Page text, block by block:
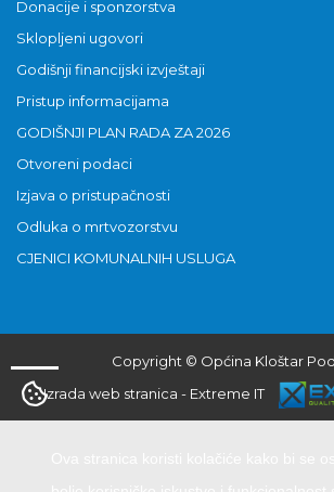
Donacije i sponzorstva
Sklopljeni ugovori
Godišnji financijski izvještaji
Pristup informacijama
GODIŠNJI PLAN RADA ZA 2026
Otvoreni podaci
Izjava o pristupačnosti
Odluka o mrtvozorstvu
CJENICI KOMUNALNIH USLUGA
Copyright © Općina Kloštar
Izrada web stranica - Extreme IT